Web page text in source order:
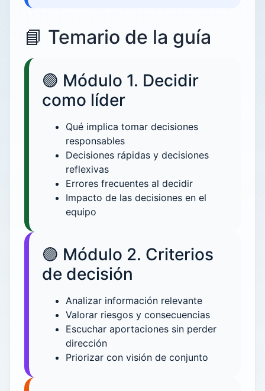
📘 Temario de la guía
🟢 Módulo 1. Decidir
como líder
Qué implica tomar decisiones
responsables
Decisiones rápidas y decisiones
reflexivas
Errores frecuentes al decidir
Impacto de las decisiones en el
equipo
🟣 Módulo 2. Criterios
de decisión
Analizar información relevante
Valorar riesgos y consecuencias
Escuchar aportaciones sin perder
dirección
Priorizar con visión de conjunto